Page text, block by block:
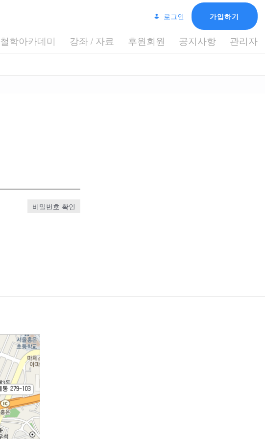
로그인 가입하기
철학아카데미 강좌 / 자료 후원회원 공지사항 관리자
비밀번호 확인